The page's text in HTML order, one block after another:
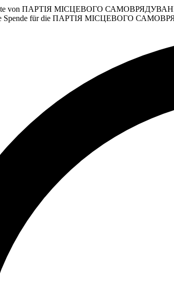
von ПАРТІЯ МІСЦЕВОГО САМОВРЯДУВАННЯ-
Spende für die ПАРТІЯ МІСЦЕВОГО